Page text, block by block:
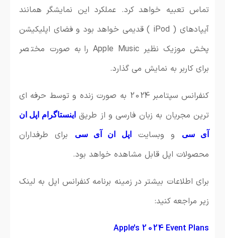
تماس تعبیه خواهد کرد. عملکرد این نمایشگر همانند
آیپادهای ( iPod ) قدیمی خواهد بود و فضای اپلیکیشن
پخش موزیک نظیر Apple Music را به صورت مختصر
برای کاربر به نمایش می گذارد.
کنفرانس سپتامبر 2024 به صورت زنده و توسط حرفه ای
ترین مجریان به زبان فارسی و از طریقاینستاگرام اپل ان
آی سی و وبسایتاپل ان آی سی
برای طرفداران
محصولات اپل قابل مشاهده خواهد بود.
برای اطلاعات بیشتر در زمینه برنامه کنفرانس اپل به لینک
زیر مراجعه کنید:
Apple’s 2024 Event Plans